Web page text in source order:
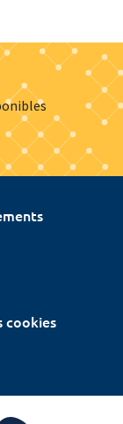
cookies